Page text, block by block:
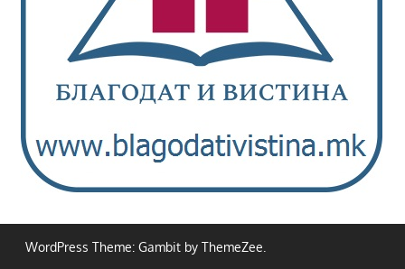
WordPress Theme: Gambit by ThemeZee.